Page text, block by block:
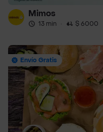
Mimos
13 min · $ 6000
Envío Gratis